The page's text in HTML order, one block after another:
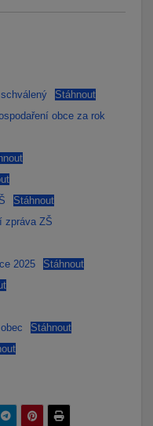
Stáhnout
obce za rok
Stáhnout
zpráva ZŠ
2025
Stáhnout
Stáhnout